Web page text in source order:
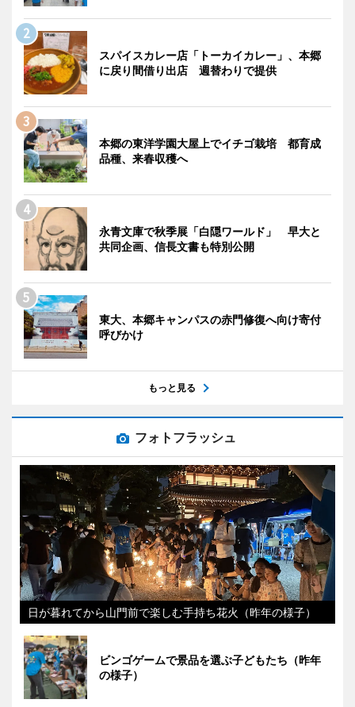
スパイスカレー店「トーカイカレー」、本郷
に戻り間借り出店 週替わりで提供
本郷の東洋学園大屋上でイチゴ栽培 都育成
品種、来春収穫へ
永青文庫で秋季展「白隠ワールド」 早大と
共同企画、信長文書も特別公開
東大、本郷キャンパスの赤門修復へ向け寄付
呼びかけ
もっと見る
フォトフラッシュ
日が暮れてから山門前で楽しむ手持ち花火（昨年の様子）
ビンゴゲームで景品を選ぶ子どもたち（昨年
の様子）